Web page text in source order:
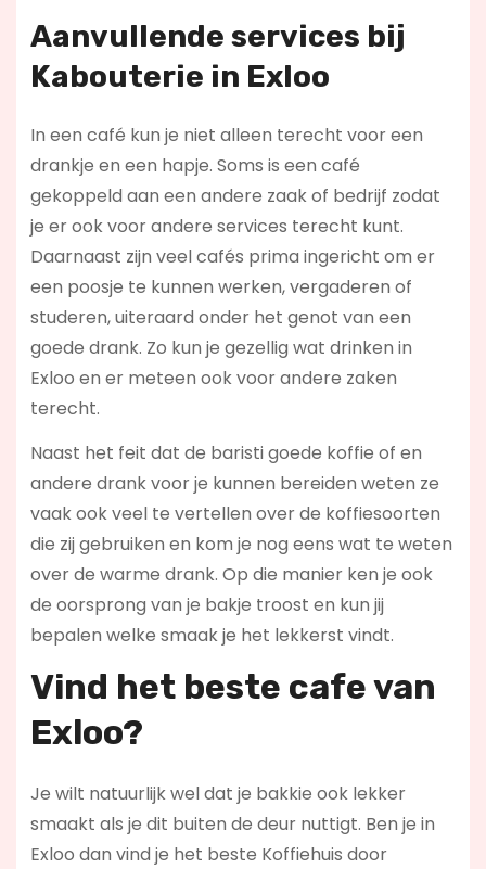
Aanvullende services bij
Kabouterie in Exloo
In een café kun je niet alleen terecht voor een
drankje en een hapje. Soms is een café
gekoppeld aan een andere zaak of bedrijf zodat
je er ook voor andere services terecht kunt.
Daarnaast zijn veel cafés prima ingericht om er
een poosje te kunnen werken, vergaderen of
studeren, uiteraard onder het genot van een
goede drank. Zo kun je gezellig wat drinken in
Exloo en er meteen ook voor andere zaken
terecht.
Naast het feit dat de baristi goede koffie of en
andere drank voor je kunnen bereiden weten ze
vaak ook veel te vertellen over de koffiesoorten
die zij gebruiken en kom je nog eens wat te weten
over de warme drank. Op die manier ken je ook
de oorsprong van je bakje troost en kun jij
bepalen welke smaak je het lekkerst vindt.
Vind het beste cafe van
Exloo?
Je wilt natuurlijk wel dat je bakkie ook lekker
smaakt als je dit buiten de deur nuttigt. Ben je in
Exloo dan vind je het beste Koffiehuis door